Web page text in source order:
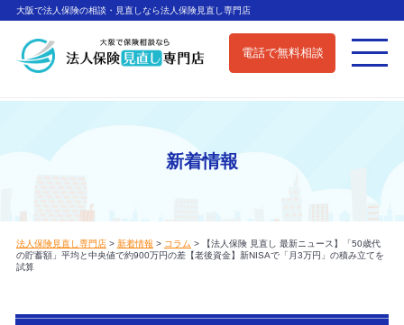
大阪で法人保険の相談・見直しなら法人保険見直し専門店
電話で無料相談
新着情報
法人保険見直し専門店> 新着情報 > コラム >
【法人保険 見直し 最新ニュース】「50歳代
の貯蓄額」平均と中央値で約900万円の差【老後資金】新NISAで「月3万円」の積み立てを
試算